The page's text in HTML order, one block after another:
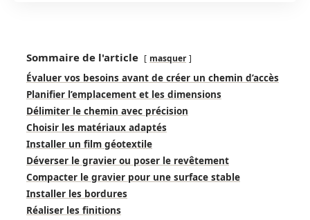
Sommaire de l'article masquer
Évaluer vos besoins avant de créer un chemin d’accès
Planifier l’emplacement et les dimensions
Délimiter le chemin avec précision
Choisir les matériaux adaptés
Installer un film géotextile
Déverser le gravier ou poser le revêtement
Compacter le gravier pour une surface stable
Installer les bordures
Réaliser les finitions